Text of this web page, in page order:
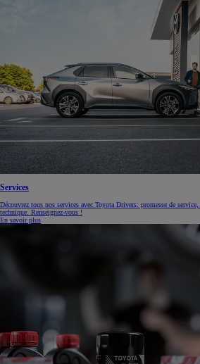
Services
Découvrez tous nos services avec Toyota Drivers: promesse de
technique. Renseignez-vous !
En savoir plus